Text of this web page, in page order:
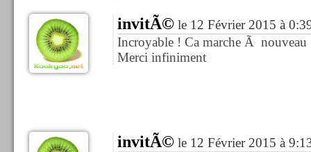
invitÃ©le 12 Février 2015 à
Incroyable ! Ca marche Ã nouveau
Merci infiniment
invitÃ©le 12 Février 2015 à